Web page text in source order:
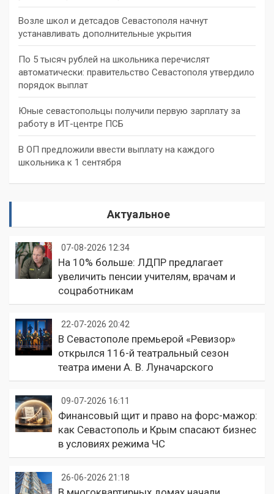
Возле школ и детсадов Севастополя начнут
устанавливать дополнительные укрытия
По 5 тысяч рублей на школьника перечислят
автоматически: правительство Севастополя утвердило
порядок выплат
Юные севастопольцы получили первую зарплату за
работу в ИТ-центре ПСБ
В ОП предложили ввести выплату на каждого
школьника к 1 сентября
Актуальное
07-08-2026 12:34
На 10% больше: ЛДПР предлагает
увеличить пенсии учителям, врачам и
соцработникам
22-07-2026 20:42
В Севастополе премьерой «Ревизор»
открылся 116-й театральный сезон
театра имени А. В. Луначарского
09-07-2026 16:11
Финансовый щит и право на форс-мажор:
как Севастополь и Крым спасают бизнес
в условиях режима ЧС
26-06-2026 21:18